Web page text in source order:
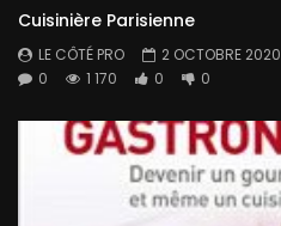
Cuisinière Parisienne
LE CÔTÉ PRO
2 OCTOBRE 2020
0
1 170 0 0